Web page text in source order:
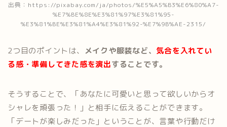
出典：https://pixabay.com/ja/photos/%E5%A5%B3%E6%80%A7-
%E7%BE%8E%E3%81%97%E3%81%95-
%E3%81%BE%E3%81%A4%E3%81%92-%E7%9B%AE-2315/
2つ目のポイントは、 メイクや服装など、 気合を入れてい
る感・準備してきた感を演出することです。
そうすることで、「あなたに可愛いと思って欲しいからオ
シャレを頑張った！」と相手に伝えることができます。
「デートが楽しみだった」ということが、言葉や行動だけ